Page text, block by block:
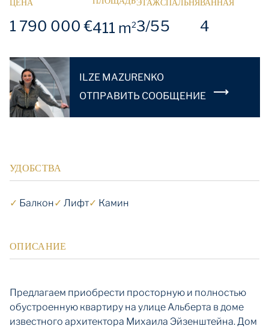
ЦЕНА
1 790 000 €411 m2
ЭТАЖ
3/5
СПАЛЬНЯ
5
ВАННАЯ
4
ILZE MAZURENKO
OТПРАВИТЬ СООБЩЕНИЕ
УДОБСТВА
✓ Балкон✓ Лифт✓ Камин
ОПИСАНИЕ
Предлагаем приобрести просторную и полностью
обустроенную квартиру на улице Альберта в доме
известного архитектора Михаила Эйзенштейна. Дом